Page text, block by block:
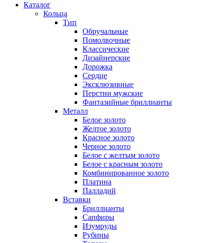
Каталог
Кольца
Тип
Обручальные
Помолвочные
Классические
Дизайнерские
Дорожка
Сердце
Эксклюзивные
Перстни мужские
Фантазийные бриллианты
Металл
Белое золото
Желтое золото
Красное золото
Черное золото
Белое с желтым золото
Белое с красным золото
Комбинированное золото
Платина
Палладий
Вставки
Бриллианты
Сапфиры
Изумруды
Рубины